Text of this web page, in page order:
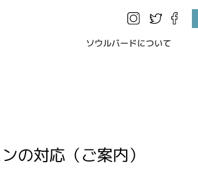
ソウルバードについて
の対応（ご案内）